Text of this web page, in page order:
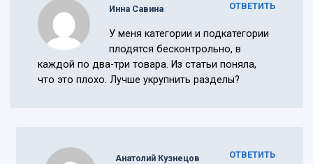
ОТВЕТИТЬ
Инна Савина
У меня категории и подкатегории
плодятся бесконтрольно, в
каждой по два-три товара. Из статьи поняла,
что это плохо. Лучше укрупнить разделы?
ОТВЕТИТЬ
Анатолий Кузнецов